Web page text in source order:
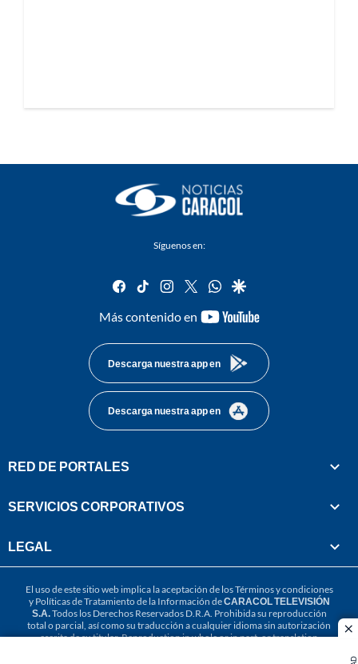
Síguenos en:
facebook
tiktok instagram
twitterwhatsapp
google
Más contenido en
youtube-
Descarga nuestra app en
Descarga nuestra app en
RED DE PORTALES
SERVICIOS CORPORATIVOS
LEGAL
El uso de este sitio web implica la aceptación de losTérminos y condiciones
y Políticas de Tratamiento de la Información deCARACOL TELEVISIÓN
S.A.Todos los Derechos Reservados D.R.A. Prohibida su reproducción
total o parcial, así como su traducción a cualquier idioma sin autorización
escrita de su titular. Reproduction in whole or in part, or translation